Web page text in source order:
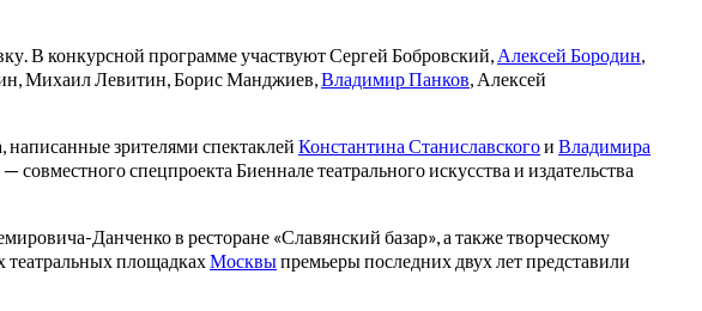
В конкурсной программе участвуют Сергей Бобровский, Алексей Бородин,
Михаил Левитин, Борис Манджиев,Владимир Панков, Алексей
написанные зрителями спектаклей Константина Станиславскогои Владимира
спецпроекта Биеннале театрального искусства и издательства
Данченко в ресторане «Славянский базар», а также творческому
театральных площадкахМосквыпремьеры последних двух лет представили